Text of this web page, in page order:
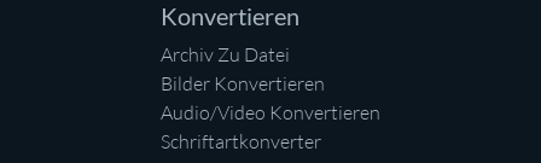
Konvertieren
Archiv Zu Datei
Bilder Konvertieren
Audio/Video Konvertieren
Schriftartkonverter